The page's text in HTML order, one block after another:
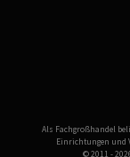
Als Fachgroßhandel
Einrichtungen und
© 2011 -